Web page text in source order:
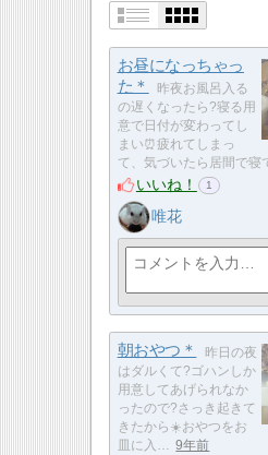
お昼になっちゃっ
た＊
昨夜お風呂入る
の遅くなったら?寝る用
意で日付が変わってし
まい⏰疲れてしまっ
て、気づいたら居間で寝
いいね！ 1
唯花
朝おやつ＊
昨日の夜
はダルくて?ゴハンしか
用意してあげられなか
ったので?さっき起きて
きたから☀️おやつをお
皿に入…
9年前